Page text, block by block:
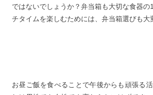
ではないでしょうか？弁当箱も大切な食器の
チタイムを楽しむためには、弁当箱選びも大
お昼ご飯を食べることで午後からも頑張る